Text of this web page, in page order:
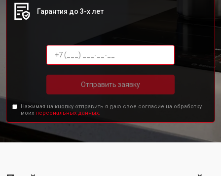
Гарантия до 3-х лет
Отправить заявку
Нажимая на кнопку отправить я даю свое согласие на обработку
моих персональных данных.